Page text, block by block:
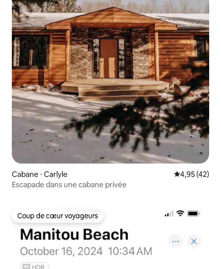
Cabane ⋅ Carlyle Évaluation
4,95 (42)
Escapade dans une cabane privée
Coup de cœur voyageurs
Coup de cœur voyageurs